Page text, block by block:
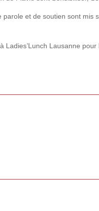
et de soutien sont mis
Ladies’Lunch Lausanne pour